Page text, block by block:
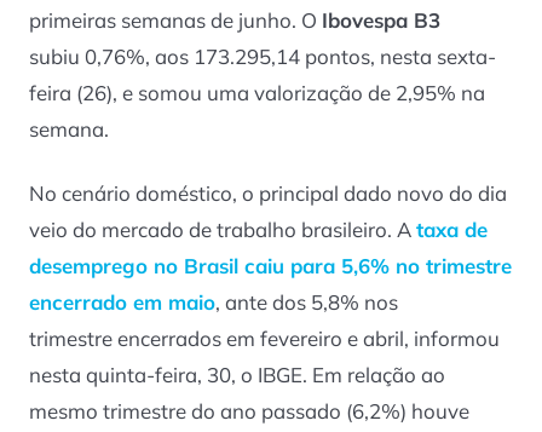
primeiras semanas de junho. O Ibovespa B3
subiu 0,76%, aos 173.295,14 pontos, nesta sexta-
feira (26), e somou uma valorização de 2,95% na
semana.
No cenário doméstico, o principal dado novo do dia
veio do mercado de trabalho brasileiro. Ataxa de
desemprego no Brasil caiu para 5,6% no trimestre
encerrado em maio, ante dos 5,8% nos
trimestre encerrados em fevereiro e abril, informou
nesta quinta-feira, 30, o IBGE. Em relação ao
mesmo trimestre do ano passado (6,2%) houve